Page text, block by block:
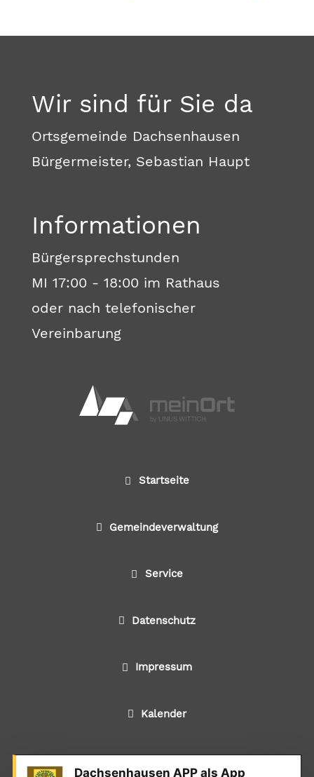
Wir sind für Sie da
Ortsgemeinde Dachsenhausen
Bürgermeister, Sebastian Haupt
Informationen
Bürgersprechstunden
MI 17:00 - 18:00 im Rathaus
oder nach telefonischer
Vereinbarung
Startseite
Gemeindeverwaltung
Service
Datenschutz
Impressum
Kalender
Dachsenhausen APP als App